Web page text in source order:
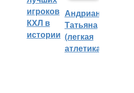
игроков
КХЛ в
истории
Андрианова
Татьяна
(легкая
атлетика)